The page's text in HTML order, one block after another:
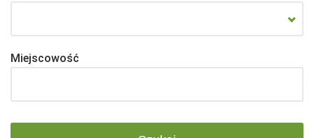
Miejscowość